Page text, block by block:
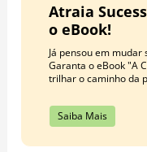
Atraia
o eBook!
Já pensou em mudar
Garanta o eBook "A
trilhar o caminho da
Saiba Mais